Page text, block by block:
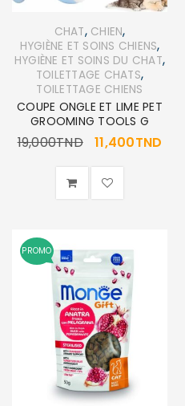
CHAT, CHIEN,
HYGIÈNE ET SOINS CHIENS,
HYGIÈNE ET SOINS DU CHAT,
TOILETTAGE CHATS,
TOILETTAGE CHIENS
COUPE ONGLE ET LIME PET
GROOMING TOOLS G
19,000TND 11,400TND
PROMO